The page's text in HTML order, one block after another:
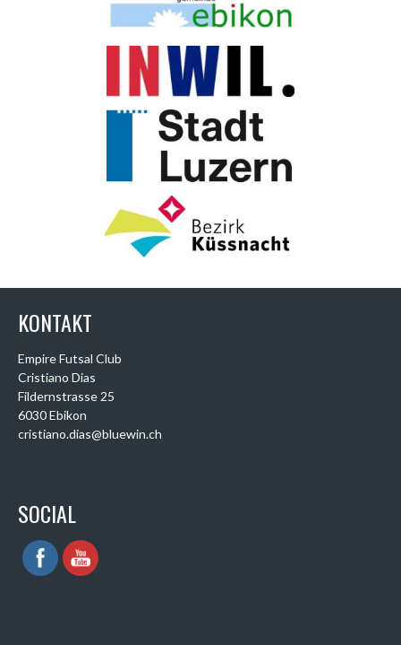
KONTAKT
Empire Futsal Club
Cristiano Dias
Fildernstrasse 25
6030 Ebikon
cristiano.dias@bluewin.ch
SOCIAL